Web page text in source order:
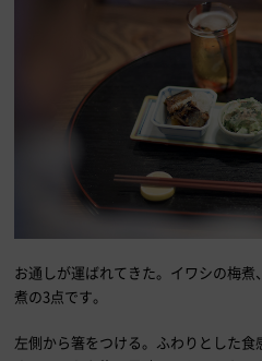
お通しが運ばれてきた。イワシの梅
煮の3点です。
左側から箸をつける。ふわりとした